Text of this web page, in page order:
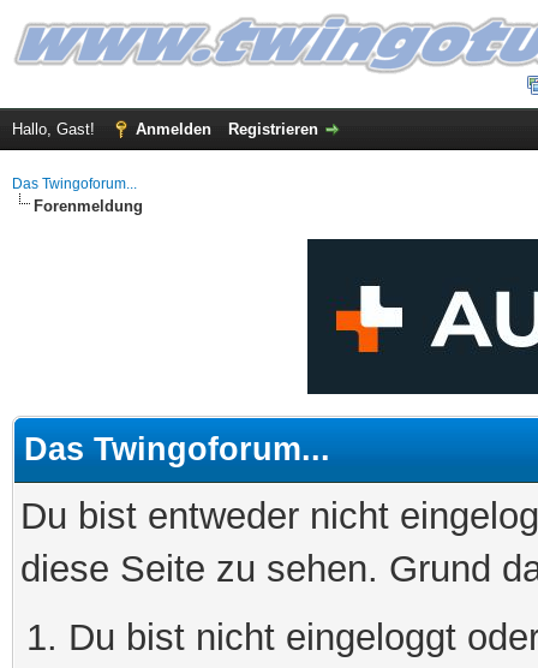
Hallo, Gast! Anmelden Registrieren
Das Twingoforum...
Forenmeldung
Das Twingoforum...
Du bist entweder nicht
diese Seite zu sehen. Grund
Du bist nicht eingeloggt